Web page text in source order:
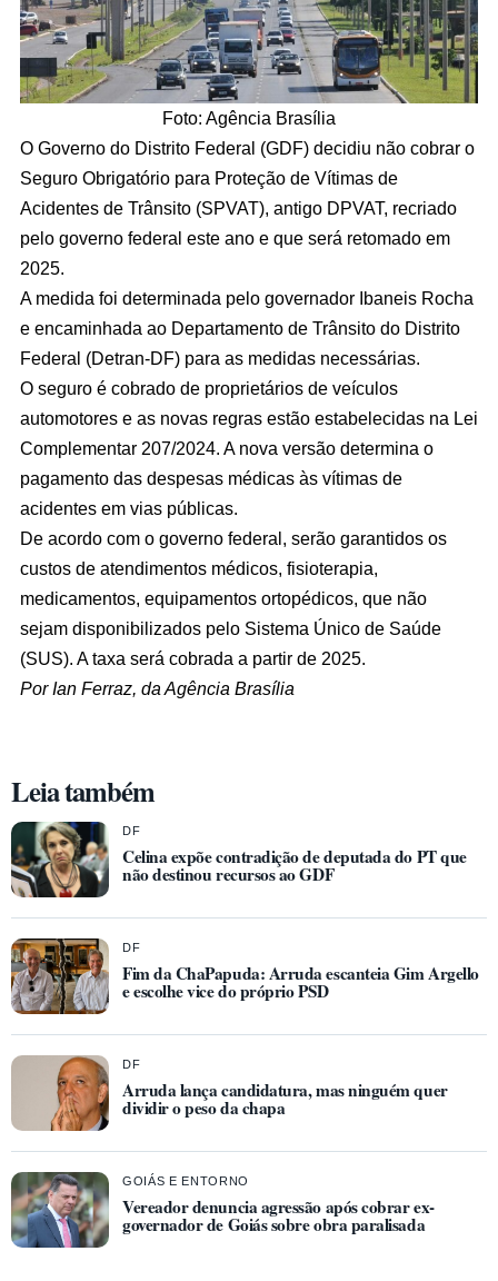
Foto: Agência Brasília
O Governo do Distrito Federal (GDF) decidiu não cobrar o
Seguro Obrigatório para Proteção de Vítimas de
Acidentes de Trânsito (SPVAT), antigo DPVAT, recriado
pelo governo federal este ano e que será retomado em
2025.
A medida foi determinada pelo governador Ibaneis Rocha
e encaminhada ao Departamento de Trânsito do Distrito
Federal (Detran-DF) para as medidas necessárias.
O seguro é cobrado de proprietários de veículos
automotores e as novas regras estão estabelecidas na Lei
Complementar 207/2024. A nova versão determina o
pagamento das despesas médicas às vítimas de
acidentes em vias públicas.
De acordo com o governo federal, serão garantidos os
custos de atendimentos médicos, fisioterapia,
medicamentos, equipamentos ortopédicos, que não
sejam disponibilizados pelo Sistema Único de Saúde
(SUS). A taxa será cobrada a partir de 2025.
Por Ian Ferraz, da Agência Brasília
Leia também
DF
Celina expõe contradição de deputada do PT que
não destinou recursos ao GDF
DF
Fim da ChaPapuda: Arruda escanteia Gim Argello
e escolhe vice do próprio PSD
DF
Arruda lança candidatura, mas ninguém quer
dividir o peso da chapa
GOIÁS E ENTORNO
Vereador denuncia agressão após cobrar ex-
governador de Goiás sobre obra paralisada